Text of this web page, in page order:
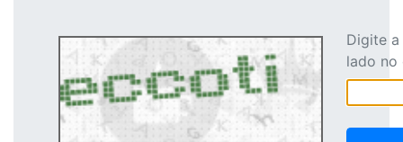
Digite
lado no